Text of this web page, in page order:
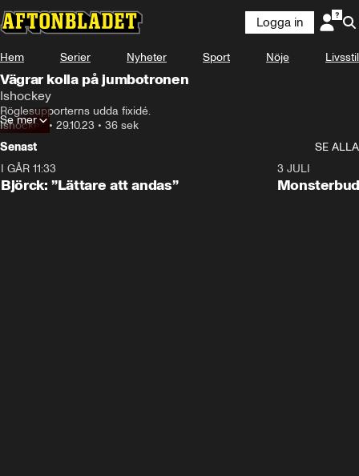
Logga in
Hem Serier Nyheter Sport Nöje Livsstil
Vägrar kolla på jumbotronen
Ishockey
Röglesupporterns udda fixidé.
Ishockey• 29.10.23 • 36 sek
Se mer
Senast
SE ALLA
I GÅR 11:33
Björck: ”Lättare att andas”
3 JULI